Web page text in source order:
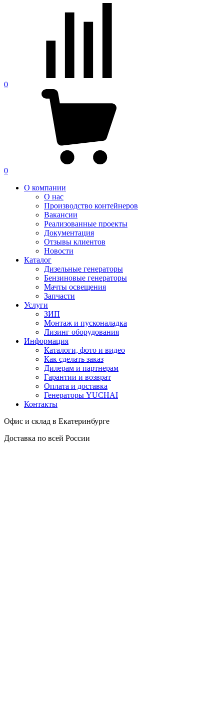
0
0
О компании
О нас
Производство контейнеров
Вакансии
Реализованные проекты
Документация
Отзывы клиентов
Новости
Каталог
Дизельные генераторы
Бензиновые генераторы
Мачты освещения
Запчасти
Услуги
ЗИП
Монтаж и пусконаладка
Лизинг оборудования
Информация
Каталоги, фото и видео
Как сделать заказ
Дилерам и партнерам
Гарантии и возврат
Оплата и доставка
Генераторы YUCHAI
Контакты
Офис и склад в Екатеринбурге
Доставка по всей России